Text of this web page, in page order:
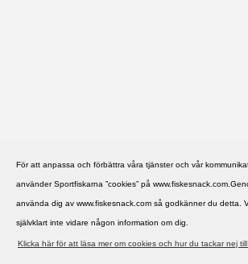
För att anpassa och förbättra våra tjänster och vår
använder Sportfiskarna ”cookies” på
använda dig av www.fiskesnack.com så godkänner du detta.
självklart inte vidare någon information om dig.
Klicka här för att läsa mer om cookies och hur du tackar nej till